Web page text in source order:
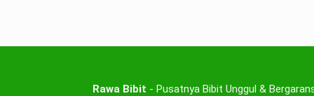
Rawa Bibit - Pusatnya Bibit Unggul &